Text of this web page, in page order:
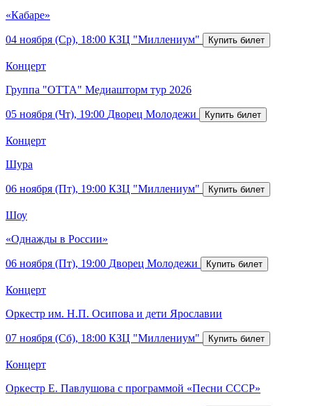
«Кабаре»
04 ноября (Ср), 18:00 КЗЦ "Миллениум"
Концерт
Группа "ОТТА" Медиашторм тур 2026
05 ноября (Чт), 19:00 Дворец Молодежи
Концерт
Шура
06 ноября (Пт), 19:00 КЗЦ "Миллениум"
Шоу
«Однажды в России»
06 ноября (Пт), 19:00 Дворец Молодежи
Концерт
Оркестр им. Н.П. Осипова и дети Ярославии
07 ноября (Сб), 18:00 КЗЦ "Миллениум"
Концерт
Оркестр Е. Павлушова с программой «Песни СССР»